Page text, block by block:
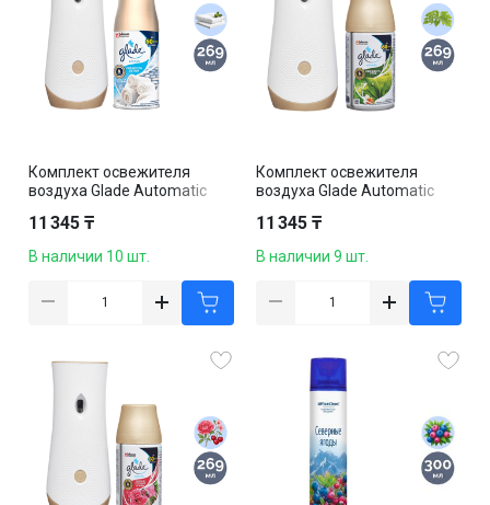
Комплект освежителя
воздуха Glade Automatic
сменным баллоном, 269 мл
11 345 ₸
В наличии 10 шт.
Комплект освежителя
воздуха Glade Automatic
сменным баллоном, 269 мл
11 345 ₸
В наличии 9 шт.